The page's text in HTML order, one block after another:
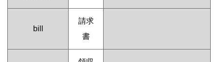
bill
請求
書